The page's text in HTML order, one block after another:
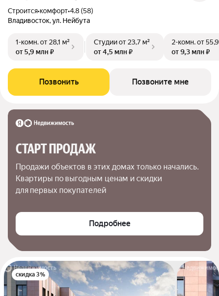
Строится•комфорт•4.8 (58)
Владивосток, ул. Нейбута
1-комн.от 28,1 м²
от 5,9 млн ₽
Студииот 23,7 м²
от 4,5 млн ₽
2-комн.от
от 9,3 млн ₽
Позвонить Позвоните мне
СТАРТ ПРОДАЖ
Продажи объектов в этих домах только начались.
Квартиры по выгодным ценам и скидки
для первых покупателей
Подробнее
скидка 3%